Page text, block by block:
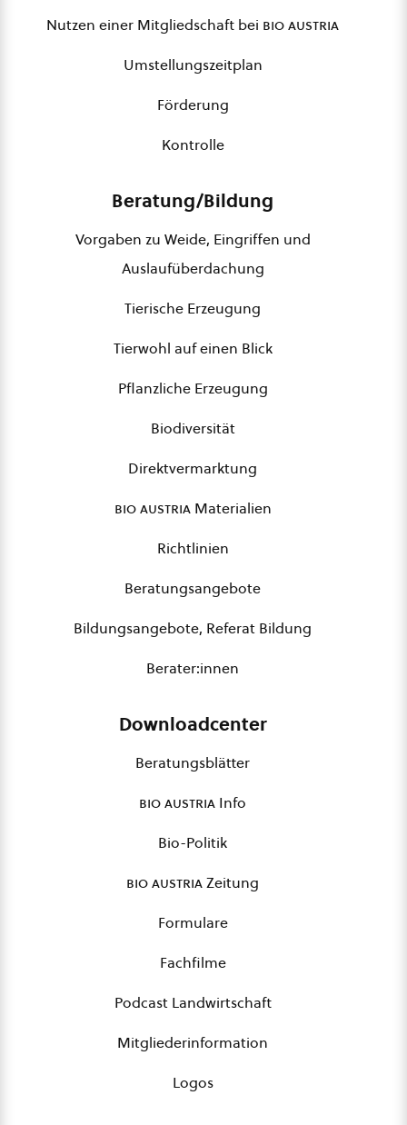
Nutzen einer Mitgliedschaft bei bio austria
Umstellungszeitplan
Förderung
Kontrolle
Beratung/Bildung
Vorgaben zu Weide, Eingriffen und
Auslaufüberdachung
Tierische Erzeugung
Tierwohl auf einen Blick
Pflanzliche Erzeugung
Biodiversität
Direktvermarktung
bio austriaMaterialien
Richtlinien
Beratungsangebote
Bildungsangebote, Referat Bildung
Berater:innen
Downloadcenter
Beratungsblätter
bio austria Info
Bio-Politik
bio austriaZeitung
Formulare
Fachfilme
Podcast Landwirtschaft
Mitgliederinformation
Logos